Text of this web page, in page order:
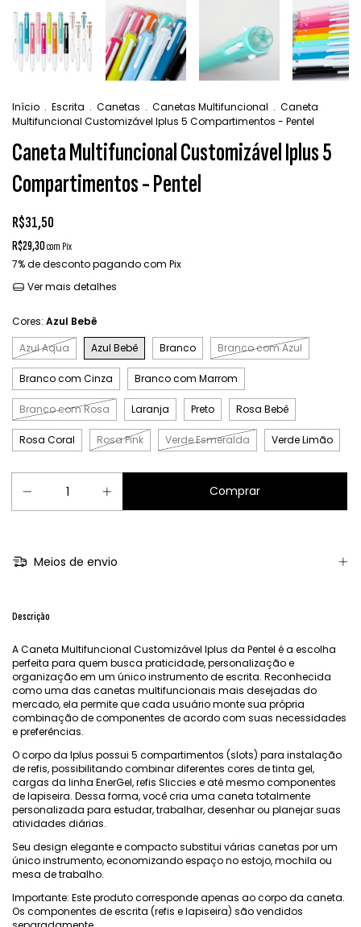
Início . Escrita . Canetas . Canetas Multifuncional . Caneta
Multifuncional Customizável Iplus 5 Compartimentos - Pentel
Caneta Multifuncional Customizável Iplus 5
Compartimentos - Pentel
R$31,50
R$29,30com Pix
7% de descontopagando com Pix
Ver mais detalhes
Cores: Azul Bebê
Azul Aqua
Azul Bebê Branco Branco com Azul
Branco com Cinza Branco com Marrom
Branco com Rosa Laranja Preto Rosa Bebê
Rosa Coral Rosa Pink Verde Esmeralda Verde Limão
Meios de envio
Descrição
A Caneta Multifuncional Customizável Iplus da Pentel é a escolha
perfeita para quem busca praticidade, personalização e
organização em um único instrumento de escrita. Reconhecida
como uma das canetas multifuncionais mais desejadas do
mercado, ela permite que cada usuário monte sua própria
combinação de componentes de acordo com suas necessidades
e preferências.
O corpo da Iplus possui 5 compartimentos (slots) para instalação
de refis, possibilitando combinar diferentes cores de tinta gel,
cargas da linha EnerGel, refis Sliccies e até mesmo componentes
de lapiseira. Dessa forma, você cria uma caneta totalmente
personalizada para estudar, trabalhar, desenhar ou planejar suas
atividades diárias.
Seu design elegante e compacto substitui várias canetas por um
único instrumento, economizando espaço no estojo, mochila ou
mesa de trabalho.
Importante: Este produto corresponde apenas ao corpo da caneta.
Os componentes de escrita (refis e lapiseira) são vendidos